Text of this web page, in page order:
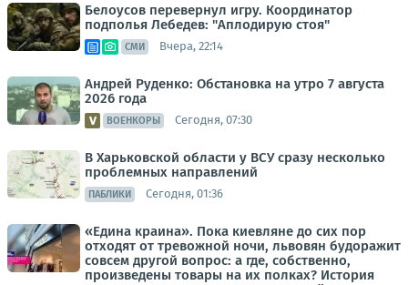
Белоусов перевернул игру. Координатор
подполья Лебедев: "Аплодирую стоя"
СМИ Вчера, 22:14
Андрей Руденко: Обстановка на утро 7 августа
2026 года
ВОЕНКОРЫ Сегодня, 07:30
В Харьковской области у ВСУ сразу несколько
проблемных направлений
ПАБЛИКИ Сегодня, 01:36
«Едина краина». Пока киевляне до сих пор
отходят от тревожной ночи, львовян будоражит
совсем другой вопрос: а где, собственно,
произведены товары на их полках? История